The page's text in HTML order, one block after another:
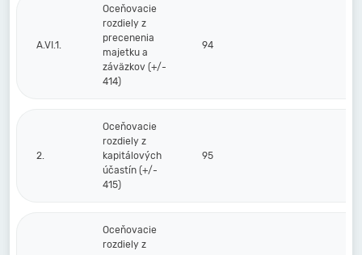
A.VI.1.
Oceňovacie
rozdiely z
precenenia
majetku a
záväzkov (+/-
414)
94
2.
Oceňovacie
rozdiely z
kapitálových
účastín (+/-
415)
95
Oceňovacie
rozdiely z